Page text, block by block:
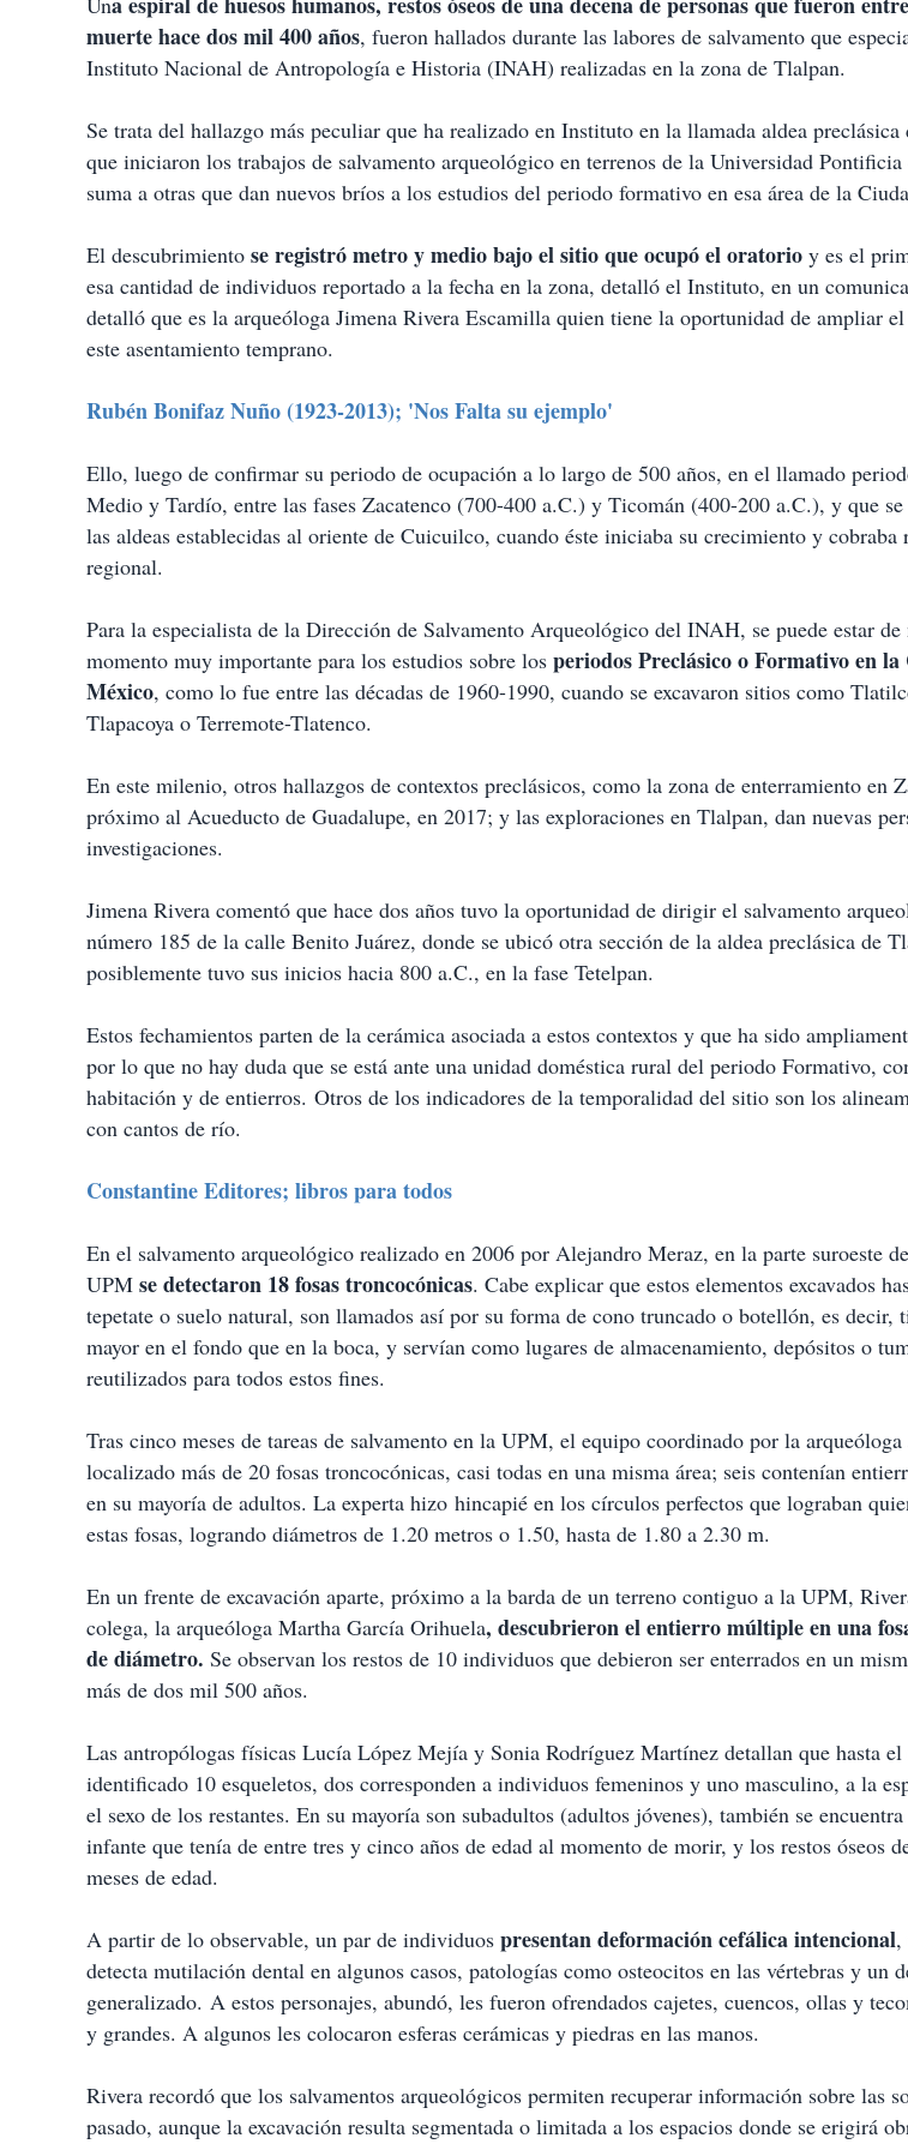
a
r
t
muertehace dos mil 400 años, fueron hallados durante las labores de salvamento que
Instituto Nacional de Antropología e Historia (INAH) realizadas en la zona de Tlalpan.
Se trata del hallazgo más peculiar que ha realizado en Instituto en la llamada aldea preclásica
que iniciaron los trabajos de salvamento arqueológico en terrenos de la Universidad
suma a otras que dan nuevos bríos a los estudios del periodo formativo en esa área de la
El descubrimiento se registró metro y medio bajo el sitio que ocupó el oratorio y es el
esa cantidad de individuos reportado a la fecha en la zona, detalló el Instituto, en un
detalló que es la arqueóloga Jimena Rivera Escamilla quien tiene la oportunidad de ampliar
este asentamiento temprano.
Rubén Bonifaz Nuño (1923-2013); 'Nos Falta su ejemplo'
Ello, luego de confirmar su periodo de ocupación a lo largo de 500 años, en el llamado
Medio y Tardío, entre las fases Zacatenco (700-400 a.C.) y Ticomán (400-200 a.C.), y que
las aldeas establecidas al oriente de Cuicuilco, cuando éste iniciaba su crecimiento y cobraba
regional.
Para la especialista de la Dirección de Salvamento Arqueológico del INAH, se puede estar de
momento muy importante para los estudios sobre los periodos Preclásico o Formativo en la
México, como lo fue entre las décadas de 1960-1990, cuando se excavaron sitios como
Tlapacoya o Terremote-Tlatenco.
En este milenio, otros hallazgos de contextos preclásicos, como la zona de enterramiento en
próximo al Acueducto de Guadalupe, en 2017; y las exploraciones en Tlalpan, dan nuevas
investigaciones.
Jimena Rivera comentó que hace dos años tuvo la oportunidad de dirigir el salvamento
número 185 de la calle Benito Juárez, donde se ubicó otra sección de la aldea preclásica de
posiblemente tuvo sus inicios hacia 800 a.C., en la fase Tetelpan.
Estos fechamientos parten de la cerámica asociada a estos contextos y que ha sido
por lo que no hay duda que se está ante una unidad doméstica rural del periodo Formativo,
habitación y de entierros. Otros de los indicadores de la temporalidad del sitio son los
con cantos de río.
Constantine Editores; libros para todos
En el salvamento arqueológico realizado en 2006 por Alejandro Meraz, en la parte suroeste
UPM se detectaron 18 fosas troncocónicas. Cabe explicar que estos elementos excavados
tepetate o suelo natural, son llamados así por su forma de cono truncado o botellón, es decir,
mayor en el fondo que en la boca, y servían como lugares de almacenamiento, depósitos o
reutilizados para todos estos fines.
Tras cinco meses de tareas de salvamento en la UPM, el equipo coordinado por la
localizado más de 20 fosas troncocónicas, casi todas en una misma área; seis contenían
en su mayoría de adultos. La experta hizo hincapié en los círculos perfectos que lograban
estas fosas, logrando diámetros de 1.20 metros o 1.50, hasta de 1.80 a 2.30 m.
En un frente de excavación aparte, próximo a la barda de un terreno contiguo a la UPM,
colega, la arqueóloga Martha García Orihuela, descubrieron el entierro múltiple en una
de diámetro. Se observan los restos de 10 individuos que debieron ser enterrados en un
más de dos mil 500 años.
Las antropólogas físicas Lucía López Mejía y Sonia Rodríguez Martínez detallan que hasta el
identificado 10 esqueletos, dos corresponden a individuos femeninos y uno masculino, a la
el sexo de los restantes. En su mayoría son subadultos (adultos jóvenes), también se
infante que tenía de entre tres y cinco años de edad al momento de morir, y los restos óseos
meses de edad.
A partir de lo observable, un par de individuos presentan deformación cefálica intencional,
detecta mutilación dental en algunos casos, patologías como osteocitos en las vértebras y un
generalizado. A estos personajes, abundó, les fueron ofrendados cajetes, cuencos, ollas y
y grandes. A algunos les colocaron esferas cerámicas y piedras en las manos.
Rivera recordó que los salvamentos arqueológicos permiten recuperar información sobre las
pasado, aunque la excavación resulta segmentada o limitada a los espacios donde se erigirá